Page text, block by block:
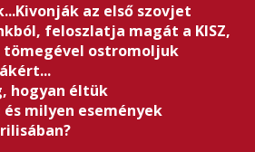
az első szovjet
feloszlatja magát a KISZ,
tömegével ostromoljuk
hogyan éltük
milyen események